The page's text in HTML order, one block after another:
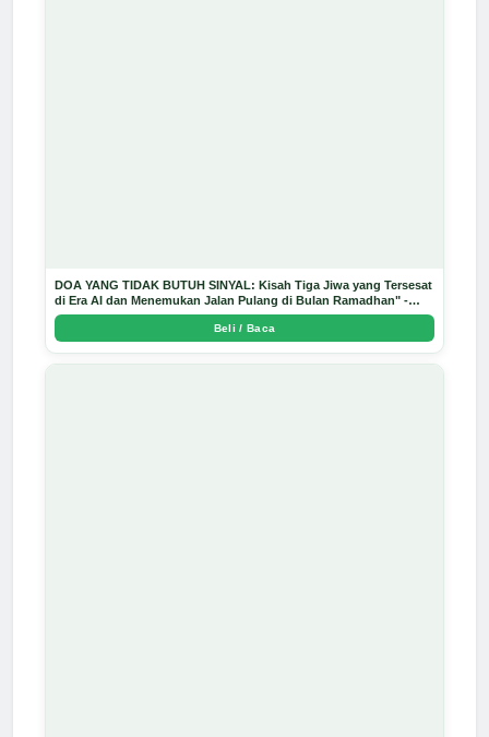
DOA YANG TIDAK BUTUH SINYAL: Kisah Tiga Jiwa yang Tersesat
di Era AI dan Menemukan Jalan Pulang di Bulan Ramadhan" -
Arda Dinata
Beli / Baca